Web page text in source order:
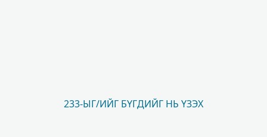
233-ЫГ/ИЙГ БҮГДИЙГ НЬ ҮЗЭХ